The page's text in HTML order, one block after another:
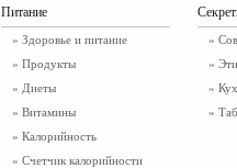
Питание
» Здоровье и питание
» Продукты
» Диеты
» Витамины
» Калорийность
» Счетчик калорийности
»
»
»
»